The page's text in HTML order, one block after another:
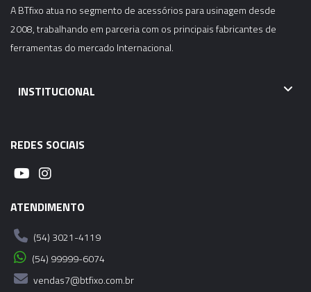
06472 - CONE INDUÇÃO TÉRMICA - SHIRINK FIT -
SK50 - SF12 - 160MM
SK50 - SF14 - 160MM
SK50 - SF16 - 160MM
06475 - CONE INDUÇÃO TÉRMICA - SHIRINK FIT -
06476 - CONE INDUÇÃO TÉRMICA - SHIRINK FIT -
06477 - CONE INDUÇÃO TÉRMICA - SHIRINK FIT -
A BTfixo atua no segmento de acessórios para usinagem desde
2008, trabalhando em parceria com os principais fabricantes de
ferramentas do mercado Internacional.
INSTITUCIONAL
REDES SOCIAIS
ATENDIMENTO
(54) 3021-4119
(54) 99999-6074
vendas7@btfixo.com.br